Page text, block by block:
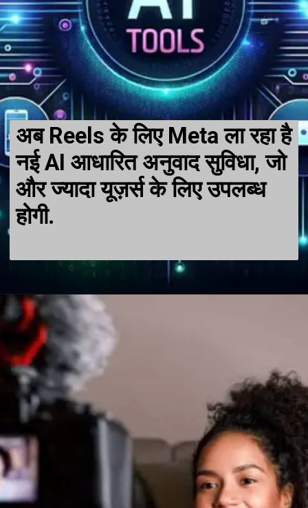
अब Reels के लिए Meta ला रहा है
नई AI आधारित अनुवाद सुविधा, जो
और ज्यादा यूज़र्स के लिए उपलब्ध
होगी.